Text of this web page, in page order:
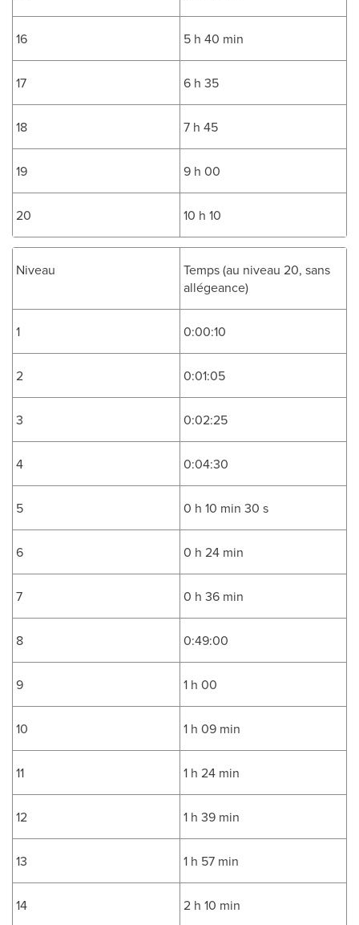
16 5 h 40 min
17 6 h 35
18 7 h 45
19 9 h 00
20 10 h 10
Niveau
Temps (au niveau 20, sans
allégeance)
1 0:00:10
2 0:01:05
3 0:02:25
4 0:04:30
5 0 h 10 min 30 s
6 0 h 24 min
7 0 h 36 min
8 0:49:00
9 1 h 00
10 1 h 09 min
11 1 h 24 min
12 1 h 39 min
13 1 h 57 min
14 2 h 10 min